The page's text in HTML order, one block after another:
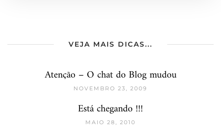
VEJA MAIS DICAS...
Atenção – O chat do Blog mudou
NOVEMBRO 23, 2009
Está chegando !!!
MAIO 28, 2010